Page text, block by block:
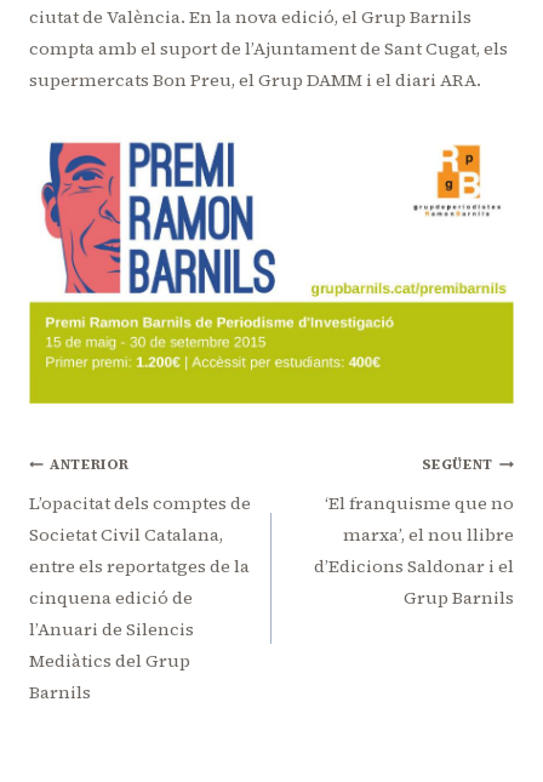
ciutat de València. En la nova edició, el Grup Barnils
compta amb el suport de l’Ajuntament de Sant Cugat, els
supermercats Bon Preu, el Grup DAMM i el diari ARA.
Navegació
d'entrades
ANTERIOR
L’opacitat dels comptes de
Societat Civil Catalana,
entre els reportatges de la
cinquena edició de
l’Anuari de Silencis
Mediàtics del Grup
Barnils
SEGÜENT
‘El franquisme que no
marxa’, el nou llibre
d’Edicions Saldonar i el
Grup Barnils